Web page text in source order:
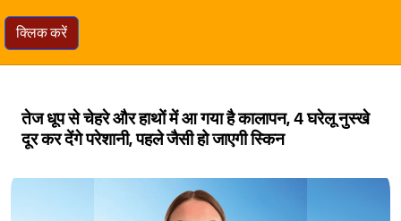
क्लिक करें
तेज धूप से चेहरे और हाथों में आ गया है कालापन, 4 घरेलू नुस्खे
दूर कर देंगे परेशानी, पहले जैसी हो जाएगी स्किन